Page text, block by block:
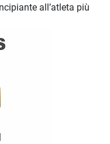
all’atleta più